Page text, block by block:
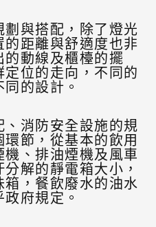
與搭配，除了燈光
距離與舒適度也非
動線及櫃檯的擺
位的走向，不同的
的設計。
消防安全設施的規
節，從基本的飲用
、排油煙機及風車
解的靜電箱大小，
，餐飲廢水的油水
府規定。